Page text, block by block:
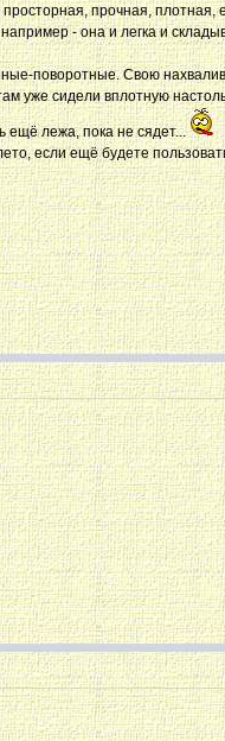
прочная, плотная,
- она и легка и
поворотные. Свою
уже сидели вплотную
ещё лежа, пока не сядет...
если ещё будете